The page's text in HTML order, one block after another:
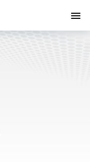
메